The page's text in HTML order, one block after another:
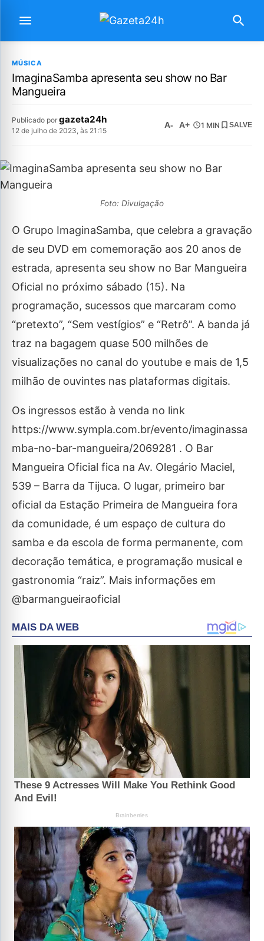
MÚSICA
ImaginaSamba apresenta seu show no Bar
Mangueira
Publicado por gazeta24h
12 de julho de 2023, às 21:15
A- A+ 1 MIN SALVE
Foto: Divulgação
O Grupo ImaginaSamba, que celebra a gravação
de seu DVD em comemoração aos 20 anos de
estrada, apresenta seu show no Bar Mangueira
Oficial no próximo sábado (15). Na
programação, sucessos que marcaram como
“pretexto”, “Sem vestígios” e “Retrô”. A banda já
traz na bagagem quase 500 milhões de
visualizações no canal do youtube e mais de 1,5
milhão de ouvintes nas plataformas digitais.
Os ingressos estão à venda no link
https://www.sympla.com.br/evento/imaginassa
mba-no-bar-mangueira/2069281 . O Bar
Mangueira Oficial fica na Av. Olegário Maciel,
539 – Barra da Tijuca. O lugar, primeiro bar
oficial da Estação Primeira de Mangueira fora
da comunidade, é um espaço de cultura do
samba e da escola de forma permanente, com
decoração temática, e programação musical e
gastronomia “raiz”. Mais informações em
@barmangueiraoficial